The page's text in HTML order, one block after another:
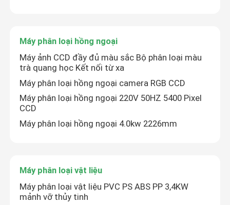
Máy phân loại hồng ngoại
Máy ảnh CCD đầy đủ màu sắc Bộ phân loại màu
trà quang học Kết nối từ xa
Máy phân loại hồng ngoại camera RGB CCD
Máy phân loại hồng ngoại 220V 50HZ 5400 Pixel
CCD
Máy phân loại hồng ngoại 4.0kw 2226mm
Máy phân loại vật liệu
Máy phân loại vật liệu PVC PS ABS PP 3,4KW
mảnh vỡ thủy tinh